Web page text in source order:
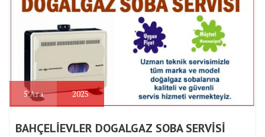
5Ara 2025
BAHÇELİEVLER DOGALGAZ SOBA SERVİSİ